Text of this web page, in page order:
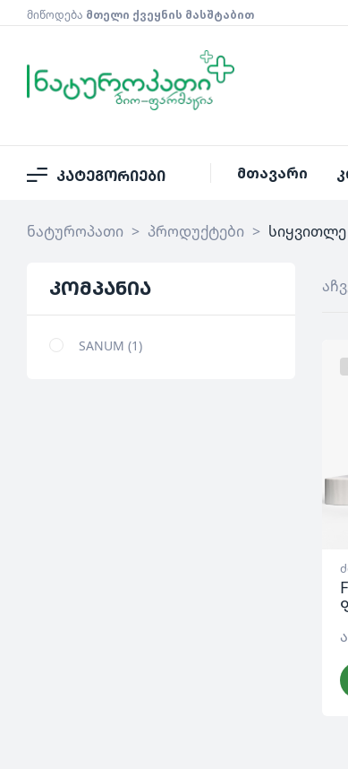
მიწოდება მთელი ქვეყნის მასშტაბით
კატეგორიები მთავარი
ნატუროპათი > პროდუქტები > სიყვითლე
კომპანია
SANUM 1